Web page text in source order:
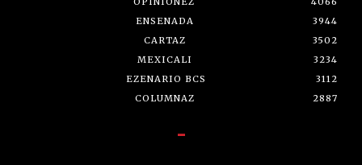
ENSENADA
3944
CARTAZ
3502
MEXICALI
3234
EZENARIO BCS
3112
COLUMNAZ
2887
-